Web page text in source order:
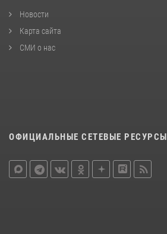
Новости
Карта сайта
СМИ о нас
ОФИЦИАЛЬНЫЕ СЕТЕВЫЕ РЕСУРСЫ